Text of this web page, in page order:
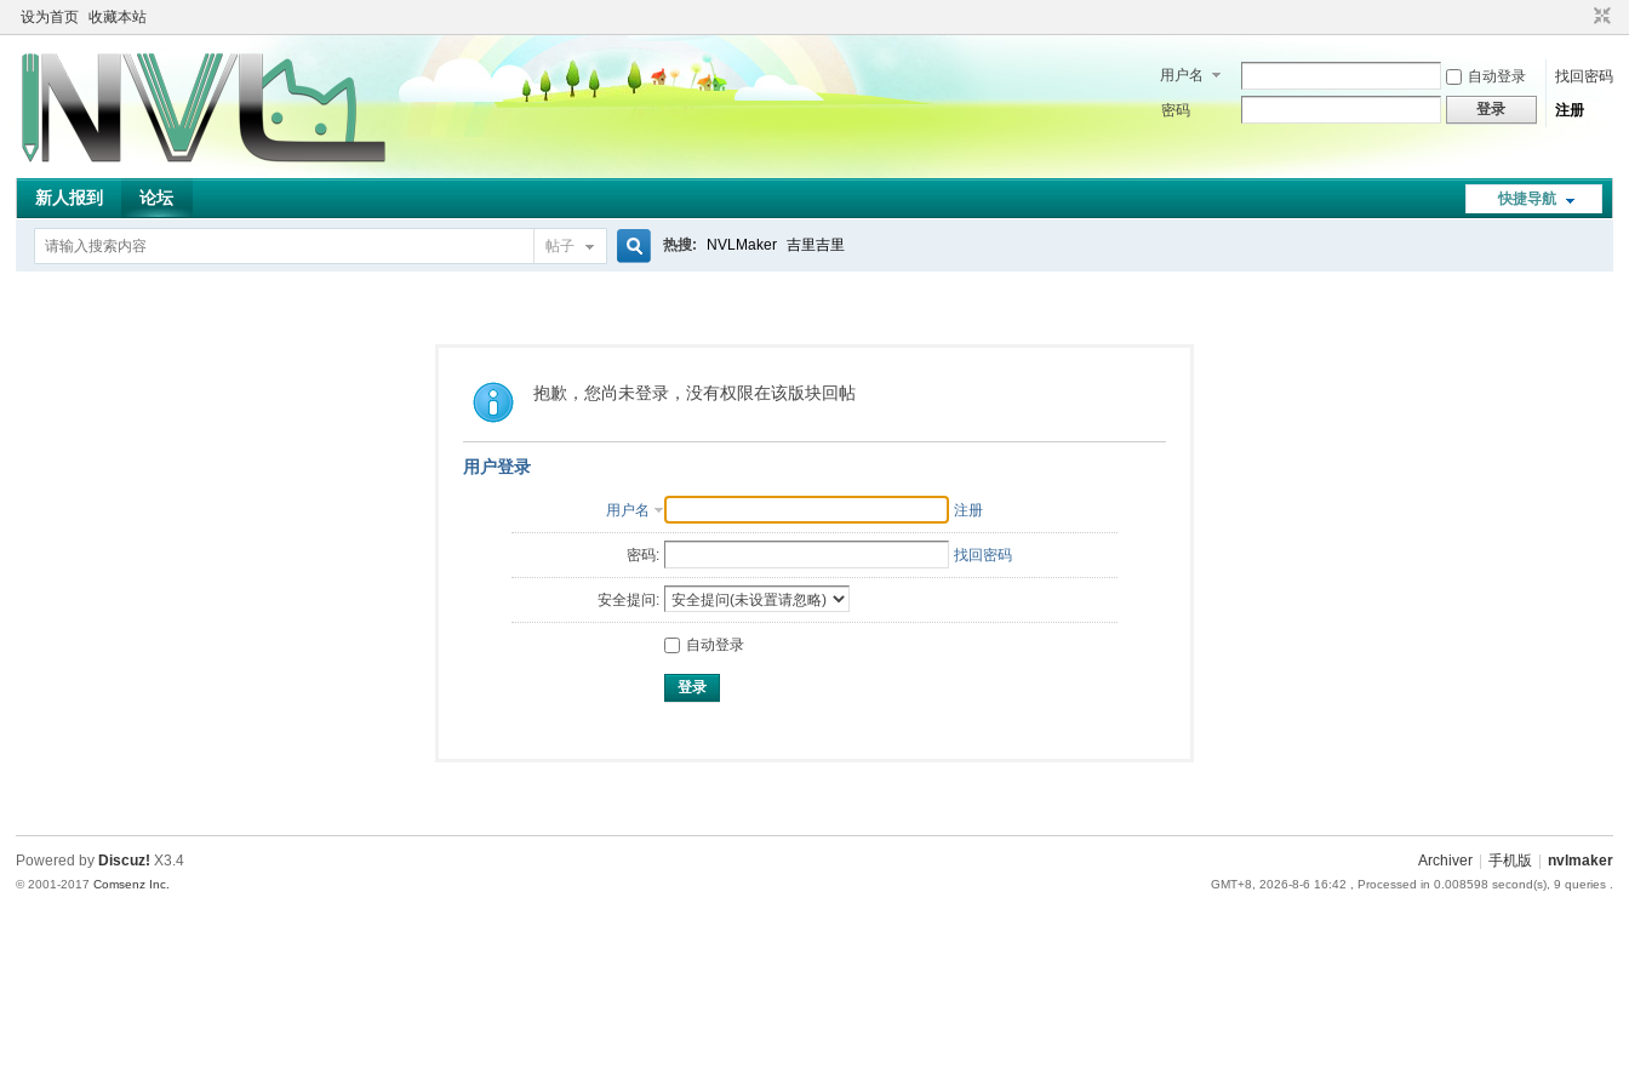
设为首页 收藏本站
用户名 自动登录
找回密码
密码
登录 注册
快捷导航
新人报到 论坛
帖子
索
热搜: NVLMaker 吉里吉里
抱歉，您尚未登录，没有权限在该版块回帖
用户登录
用户名 注册
密码: 找回密码
安全提问:
自动登录
登录
Archiver 手机版 nvlmaker
GMT+8, 2026-8-6 16:42 , Processed in 0.008598 second(s), 9 queries .
Powered by Discuz! X3.4
© 2001-2017Comsenz Inc.